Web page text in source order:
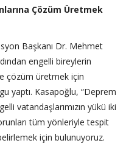
Çözüm Üretmek
Başkanı Dr. Mehmet
engelli bireylerin
çözüm üretmek için
yaptı. Kasapoğlu, “Deprem
vatandaşlarımızın yükü iki
tüm yönleriyle tespit
için bulunuyoruz.